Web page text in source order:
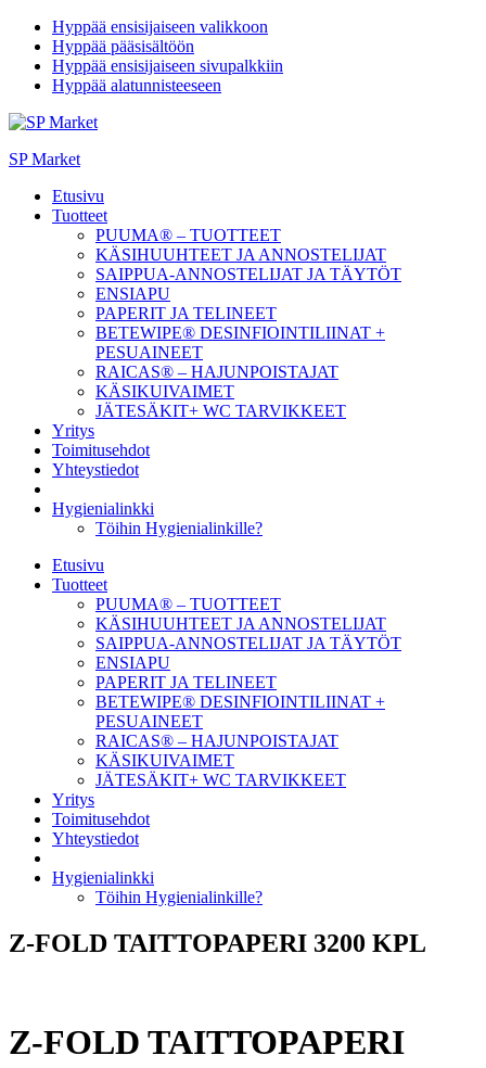
Hyppää ensisijaiseen valikkoon
Hyppää pääsisältöön
Hyppää ensisijaiseen sivupalkkiin
Hyppää alatunnisteeseen
SP Market
Etusivu
Tuotteet
PUUMA® – TUOTTEET
KÄSIHUUHTEET JA ANNOSTELIJAT
SAIPPUA-ANNOSTELIJAT JA TÄYTÖT
ENSIAPU
PAPERIT JA TELINEET
BETEWIPE® DESINFIOINTILIINAT +
PESUAINEET
RAICAS® – HAJUNPOISTAJAT
KÄSIKUIVAIMET
JÄTESÄKIT+ WC TARVIKKEET
Yritys
Toimitusehdot
Yhteystiedot
Hygienialinkki
Töihin Hygienialinkille?
Etusivu
Tuotteet
PUUMA® – TUOTTEET
KÄSIHUUHTEET JA ANNOSTELIJAT
SAIPPUA-ANNOSTELIJAT JA TÄYTÖT
ENSIAPU
PAPERIT JA TELINEET
BETEWIPE® DESINFIOINTILIINAT +
PESUAINEET
RAICAS® – HAJUNPOISTAJAT
KÄSIKUIVAIMET
JÄTESÄKIT+ WC TARVIKKEET
Yritys
Toimitusehdot
Yhteystiedot
Hygienialinkki
Töihin Hygienialinkille?
Z-FOLD TAITTOPAPERI 3200 KPL
Z-FOLD TAITTOPAPERI